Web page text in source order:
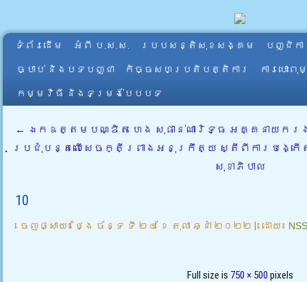
ទំព័រដើម អំពី​ ប.ស.ស. របបសន្តិសុខសង្គម បញ្ជិកា
ច្បាប់ និងបទបញ្ជា កិច្ចសហប្រតិបត្តិការ ការបោះ
កម្មវិធី និងទម្រង់បែបបទ
← ឯកឧត្តមបណ្ឌិត ហេង សុផាន់ណារិទ្ធ អគ្គនាយក
ប្រជុំបន្តលើសេចក្តីព្រាងអនុក្រឹត្យ ស្តីពីការបង្កើត
សុខាភិបាល
10
ចេញផ្សាយ៖ ថ្ងៃ ច័ន្ទ ទី ២៤ ខែ តុលា ឆ្នាំ ២០២២ | ដោយ៖
Full size is 750 × 500 pixels